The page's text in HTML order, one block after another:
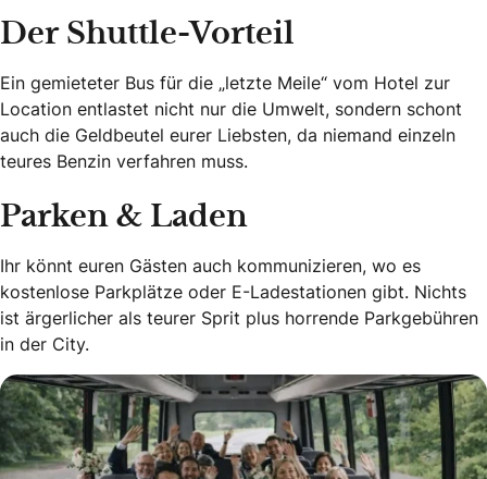
Der Shuttle-Vorteil
Ein gemieteter Bus für die „letzte Meile“ vom Hotel zur
Location entlastet nicht nur die Umwelt, sondern schont
auch die Geldbeutel eurer Liebsten, da niemand einzeln
teures Benzin verfahren muss.
Parken & Laden
Ihr könnt euren Gästen auch kommunizieren, wo es
kostenlose Parkplätze oder E-Ladestationen gibt. Nichts
ist ärgerlicher als teurer Sprit plus horrende Parkgebühren
in der City.